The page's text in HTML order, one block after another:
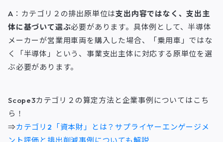
A：カテゴリ２の排出原単位は支出内容ではなく、支出主
体に基づいて選ぶ必要があります。具体例として、半導体
メーカーが営業用車両を購入した場合、「乗用車」ではな
く「半導体」という、事業支出主体に対応する原単位を選
ぶ必要があります。
Scope3カテゴリ２の算定方法と企業事例についてはこち
ら！
⇒カテゴリ2「資本財」とは？サプライヤーエンゲージメ